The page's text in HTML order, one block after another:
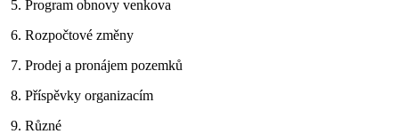
5. Program obnovy venkova
6. Rozpočtové změny
7. Prodej a pronájem pozemků
8. Příspěvky organizacím
9. Různé